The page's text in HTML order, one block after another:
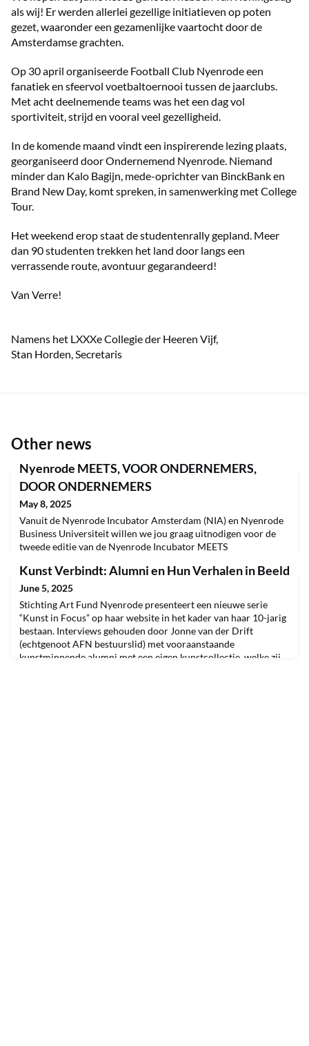
als wij! Er werden allerlei gezellige initiatieven op poten
gezet, waaronder een gezamenlijke vaartocht door de
Amsterdamse grachten.
Op 30 april organiseerde Football Club Nyenrode een
fanatiek en sfeervol voetbaltoernooi tussen de jaarclubs.
Met acht deelnemende teams was het een dag vol
sportiviteit, strijd en vooral veel gezelligheid.
In de komende maand vindt een inspirerende lezing plaats,
georganiseerd door Ondernemend Nyenrode. Niemand
minder dan Kalo Bagijn, mede-oprichter van BinckBank en
Brand New Day, komt spreken, in samenwerking met College
Tour.
Het weekend erop staat de studentenrally gepland. Meer
dan 90 studenten trekken het land door langs een
verrassende route, avontuur gegarandeerd!
Van Verre!
Namens het LXXXe Collegie der Heeren Vijf,
Stan Horden, Secretaris
Other news
Nyenrode MEETS, VOOR ONDERNEMERS,
DOOR ONDERNEMERS
May 8, 2025
Vanuit de Nyenrode Incubator Amsterdam (NIA) en Nyenrode
Business Universiteit willen we jou graag uitnodigen voor de
tweede editie van de Nyenrode Incubator MEETS
netwerkevent georganiseerd door Nyenrode Amsterdam en
entrepreneurs uit de Nyenrode Incubator, met als doel om
ondernemende geesten van binnen en buiten Nyenrode bij
elkaar te brengen onder
Kunst Verbindt: Alumni en Hun Verhalen in Beeld
June 5, 2025
Stichting Art Fund Nyenrode presenteert een nieuwe serie
“Kunst in Focus” op haar website in het kader van haar 10-jarig
bestaan. Interviews gehouden door Jonne van der Drift
(echtgenoot AFN bestuurslid) met vooraanstaande
kunstminnende alumni met een eigen kunstcollectie, welke zij